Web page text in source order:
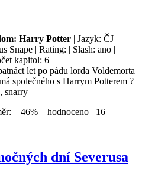
Harry Potter | Jazyk: ČJ |
Snape | Rating: | Slash: ano |
kapitol: 6
let po pádu lorda Voldemorta
společného s Harrym Potterem ?
snarry
46% hodnoceno 16
dní Severusa